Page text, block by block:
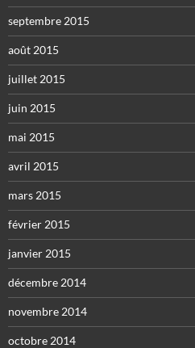
septembre 2015
août 2015
juillet 2015
juin 2015
mai 2015
avril 2015
mars 2015
février 2015
janvier 2015
décembre 2014
novembre 2014
octobre 2014